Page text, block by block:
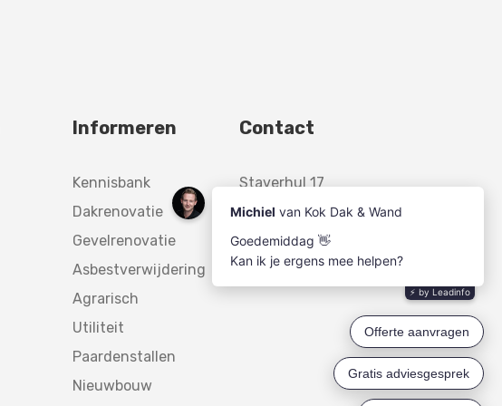
Informeren
Kennisbank
Dakrenovatie
Gevelrenovatie
Asbestverwijdering
Agrarisch
Utiliteit
Paardenstallen
Nieuwbouw
Contact
Staverhul 17
3888 MR,
Uddel